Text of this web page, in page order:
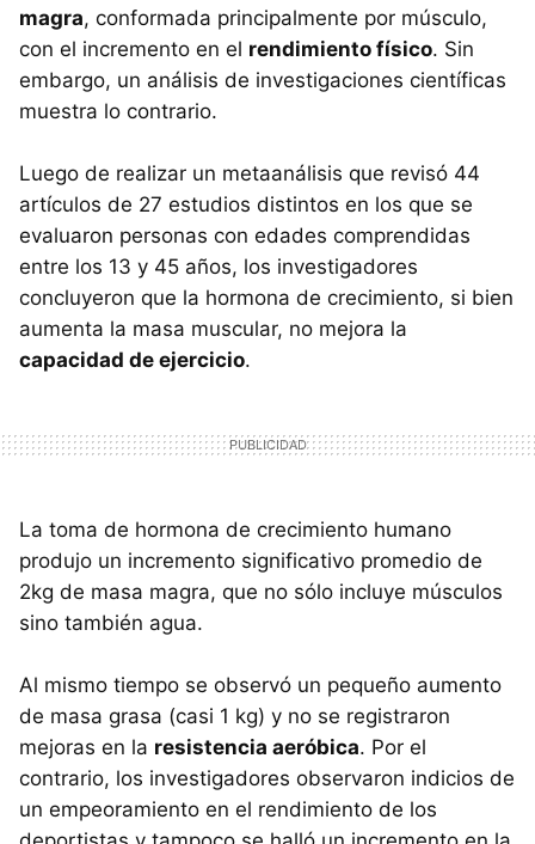
magra, conformada principalmente por músculo,
con el incremento en el rendimiento físico. Sin
embargo, un análisis de investigaciones científicas
muestra lo contrario.
Luego de realizar un metaanálisis que revisó 44
artículos de 27 estudios distintos en los que se
evaluaron personas con edades comprendidas
entre los 13 y 45 años, los investigadores
concluyeron que la hormona de crecimiento, si bien
aumenta la masa muscular, no mejora la
capacidad de ejercicio.
La toma de hormona de crecimiento humano
produjo un incremento significativo promedio de
2kg de masa magra, que no sólo incluye músculos
sino también agua.
Al mismo tiempo se observó un pequeño aumento
de masa grasa (casi 1 kg) y no se registraron
mejoras en la resistencia aeróbica. Por el
contrario, los investigadores observaron indicios de
un empeoramiento en el rendimiento de los